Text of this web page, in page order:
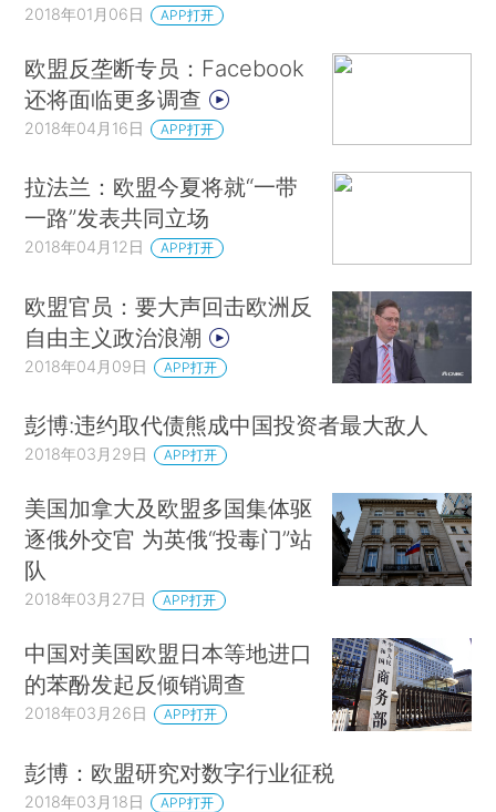
2018年01月06日 APP打开
欧盟反垄断专员：Facebook
还将面临更多调查
2018年04月16日 APP打开
拉法兰：欧盟今夏将就“一带
一路”发表共同立场
2018年04月12日 APP打开
欧盟官员：要大声回击欧洲反
自由主义政治浪潮
2018年04月09日 APP打开
彭博:违约取代债熊成中国投资者最大敌人
2018年03月29日 APP打开
美国加拿大及欧盟多国集体驱
逐俄外交官 为英俄“投毒门”站
队
2018年03月27日 APP打开
中国对美国欧盟日本等地进口
的苯酚发起反倾销调查
2018年03月26日 APP打开
彭博：欧盟研究对数字行业征税
2018年03月18日 APP打开